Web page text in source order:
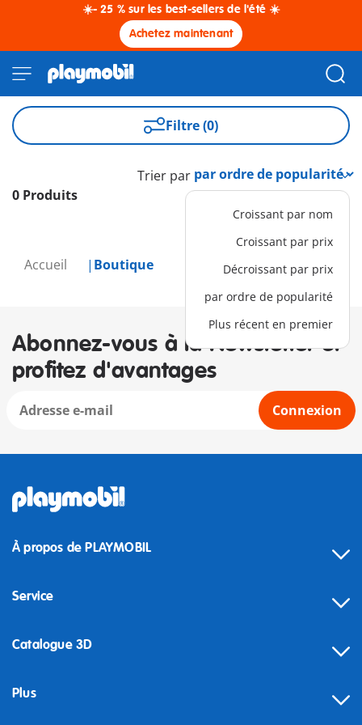
☀️- 25 % sur les best-sellers de l'été ☀️
Achetez maintenant
Accueil Boutique
Filtre (0)
0 Produits
Trier par
Croissant par nom
Croissant par prix
Décroissant par prix
par ordre de popularité
Plus récent en premier
Abonnez-vous à la Newsletter et
profitez d'avantages
Connexion
À propos de PLAYMOBIL
Service
Catalogue 3D
Plus